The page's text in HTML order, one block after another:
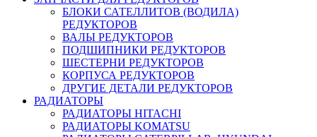
БЛОКИ САТЕЛЛИТОВ (ВОДИЛА)
РЕДУКТОРОВ
ВАЛЫ РЕДУКТОРОВ
ПОДШИПНИКИ РЕДУКТОРОВ
ШЕСТЕРНИ РЕДУКТОРОВ
КОРПУСА РЕДУКТОРОВ
ДРУГИЕ ДЕТАЛИ РЕДУКТОРОВ
РАДИАТОРЫ
РАДИАТОРЫ HITACHI
РАДИАТОРЫ KOMATSU